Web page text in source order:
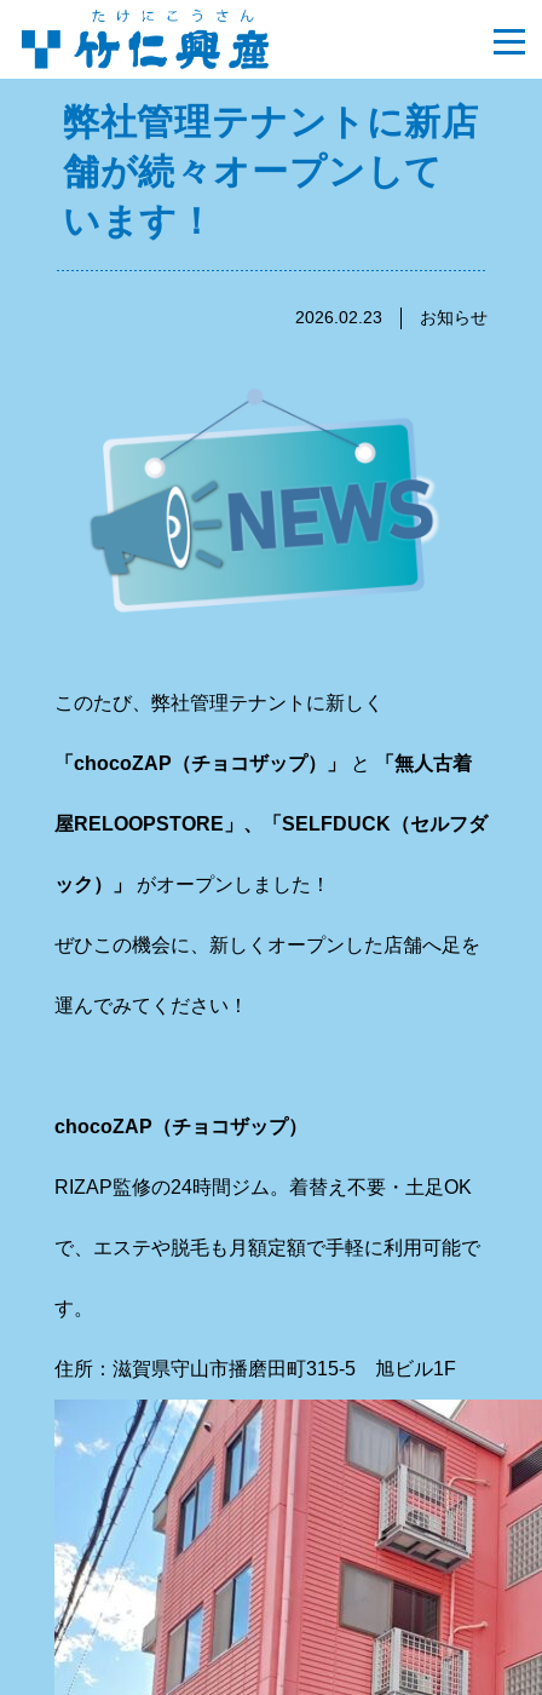
弊社管理テナントに新店
舗が続々オープンして
います！
2026.02.23 お知らせ
このたび、弊社管理テナントに新しく
「chocoZAP（チョコザップ）」 と 「無人古着
屋RELOOPSTORE」、「SELFDUCK（セルフダ
ック）」 がオープンしました！
ぜひこの機会に、新しくオープンした店舗へ足を
運んでみてください！
chocoZAP（チョコザップ）
RIZAP監修の24時間ジム。着替え不要・土足OK
で、エステや脱毛も月額定額で手軽に利用可能で
す。
住所：滋賀県守山市播磨田町315-5 旭ビル1F